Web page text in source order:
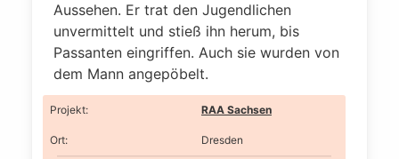
Aussehen. Er trat den Jugendlichen
unvermittelt und stieß ihn herum, bis
Passanten eingriffen. Auch sie wurden von
dem Mann angepöbelt.
Projekt: RAA Sachsen
Ort: Dresden